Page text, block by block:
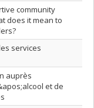
community
does it mean to
services
auprès
et de